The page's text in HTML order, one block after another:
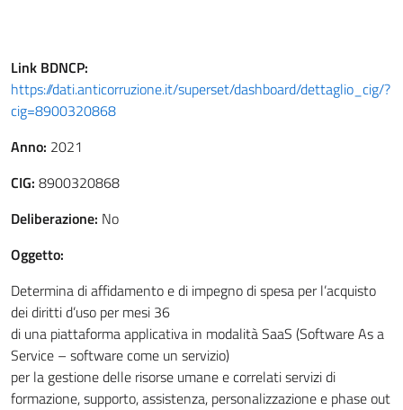
Link BDNCP:
https://dati.anticorruzione.it/superset/dashboard/dettaglio_cig/?
cig=8900320868
Anno: 2021
CIG: 8900320868
Deliberazione: No
Oggetto:
Determina di affidamento e di impegno di spesa per l’acquisto
dei diritti d’uso per mesi 36
di una piattaforma applicativa in modalità SaaS (Software As a
Service – software come un servizio)
per la gestione delle risorse umane e correlati servizi di
formazione, supporto, assistenza, personalizzazione e phase out